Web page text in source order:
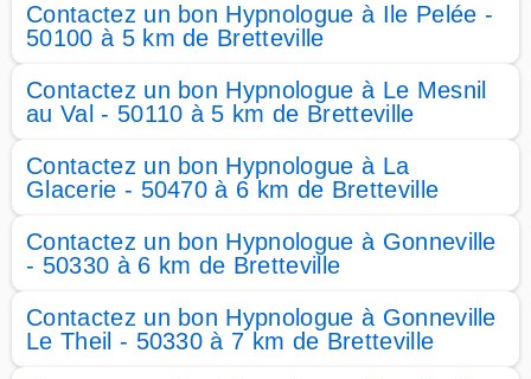
Contactez un bon Hypnologue à Ile Pelée -
50100 à 5 km de Bretteville
Contactez un bon Hypnologue à Le Mesnil
au Val - 50110 à 5 km de Bretteville
Contactez un bon Hypnologue à La
Glacerie - 50470 à 6 km de Bretteville
Contactez un bon Hypnologue à Gonneville
- 50330 à 6 km de Bretteville
Contactez un bon Hypnologue à Gonneville
Le Theil - 50330 à 7 km de Bretteville